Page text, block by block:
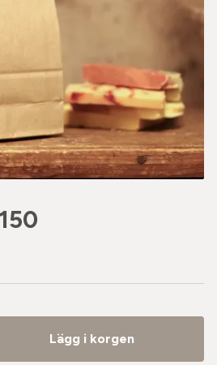
Lägg i korgen